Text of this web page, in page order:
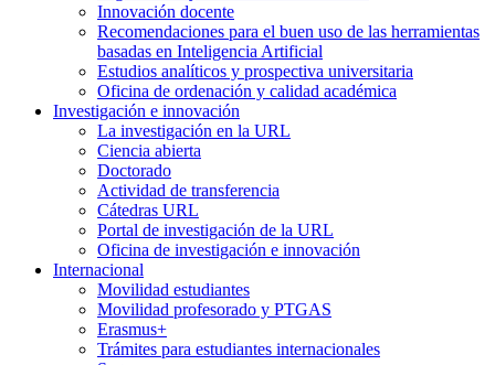
Innovación docente
Recomendaciones para el buen uso de las herramientas
basadas en Inteligencia Artificial
Estudios analíticos y prospectiva universitaria
Oficina de ordenación y calidad académica
Investigación e innovación
La investigación en la URL
Ciencia abierta
Doctorado
Actividad de transferencia
Cátedras URL
Portal de investigación de la URL
Oficina de investigación e innovación
Internacional
Movilidad estudiantes
Movilidad profesorado y PTGAS
Erasmus+
Trámites para estudiantes internacionales